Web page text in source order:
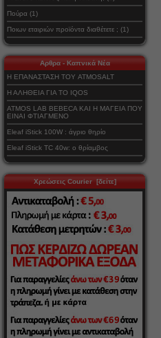
Πούρα (1)
Ποιων εταιριών προϊόντα διαθέτετε ; (1)
Αρθρα - Καπνικά Νέα
Η ΕΠΑΝΑΣΤΑΣΗ ΤΟΥ ATMOSALT
Η ΑΛΗΘΕΙΑ ΓΙΑ ΤΟ IQOS
ATMOS LAB BEBECA ΚΑΙ Η ΜΑΓΕΙΑ ΠΟΥ
ΕΙΝΑΙ ΦΤΙΑΓΜΕΝΟ
Eleaf iStick 100W : άγριο θηρίο
Eleaf iStick TC 40w: ο θρίαμβος
Χρεώσεις Courier [δείτε]